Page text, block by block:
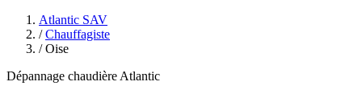
Atlantic SAV
/ Chauffagiste
/ Oise
Dépannage chaudière Atlantic